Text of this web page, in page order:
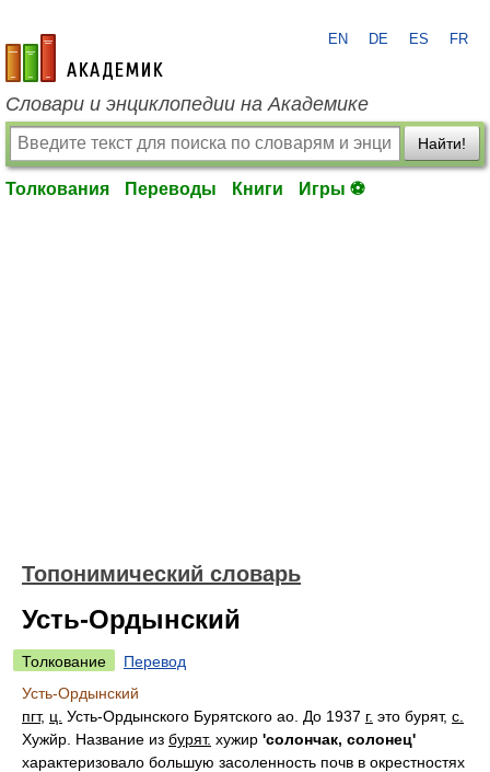
academic.ru
EN DE ES FR
Словари и энциклопедии на Академике
Найти!
Толкования Переводы Книги Игры ⚽
Топонимический словарь
Усть-Ордынский
Толкование
Перевод
Усть-Ордынский
пгт, ц. Усть-Ордынского Бурятского ао. До 1937 г. это бурят, с.
Хужйр. Название из бурят. хужир 'солончак, солонец'
характеризовало большую засоленность почв в окрестностях